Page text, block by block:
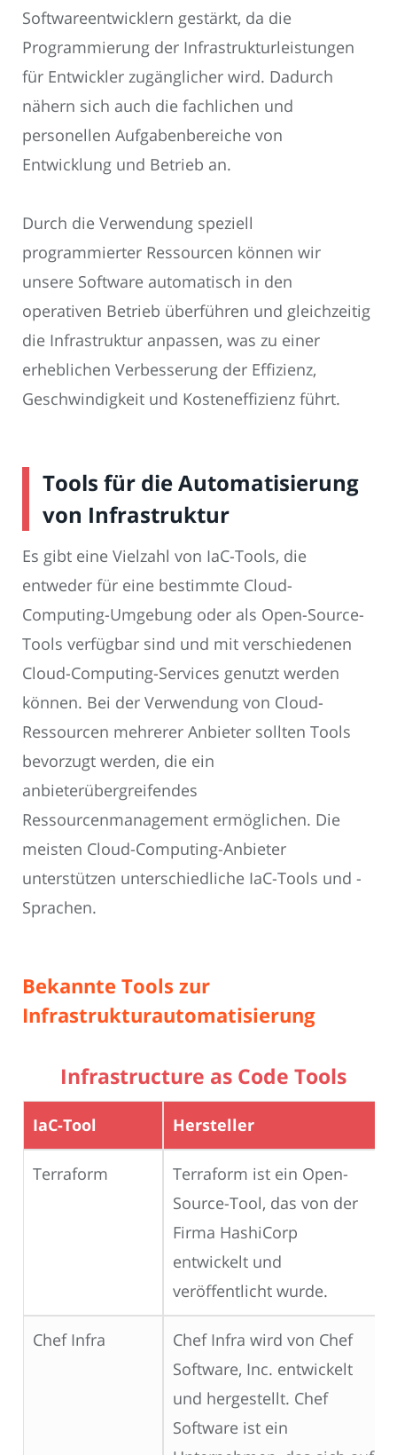
Softwareentwicklern gestärkt, da die
Programmierung der Infrastrukturleistungen
für Entwickler zugänglicher wird. Dadurch
nähern sich auch die fachlichen und
personellen Aufgabenbereiche von
Entwicklung und Betrieb an.
Durch die Verwendung speziell
programmierter Ressourcen können wir
unsere Software automatisch in den
operativen Betrieb überführen und gleichzeitig
die Infrastruktur anpassen, was zu einer
erheblichen Verbesserung der Effizienz,
Geschwindigkeit und Kosteneffizienz führt.
Tools für die Automatisierung
von Infrastruktur
Es gibt eine Vielzahl von IaC-Tools, die
entweder für eine bestimmte Cloud-
Computing-Umgebung oder als Open-Source-
Tools verfügbar sind und mit verschiedenen
Cloud-Computing-Services genutzt werden
können. Bei der Verwendung von Cloud-
Ressourcen mehrerer Anbieter sollten Tools
bevorzugt werden, die ein
anbieterübergreifendes
Ressourcenmanagement ermöglichen. Die
meisten Cloud-Computing-Anbieter
unterstützen unterschiedliche IaC-Tools und -
Sprachen.
Bekannte Tools zur
Infrastrukturautomatisierung
Infrastructure as Code Tools
IaC-Tool Hersteller
Terraform
Terraform ist ein Open-
Source-Tool, das von der
Firma HashiCorp
entwickelt und
veröffentlicht wurde.
Chef Infra
Chef Infra wird von Chef
Software, Inc. entwickelt
und hergestellt. Chef
Software ist ein